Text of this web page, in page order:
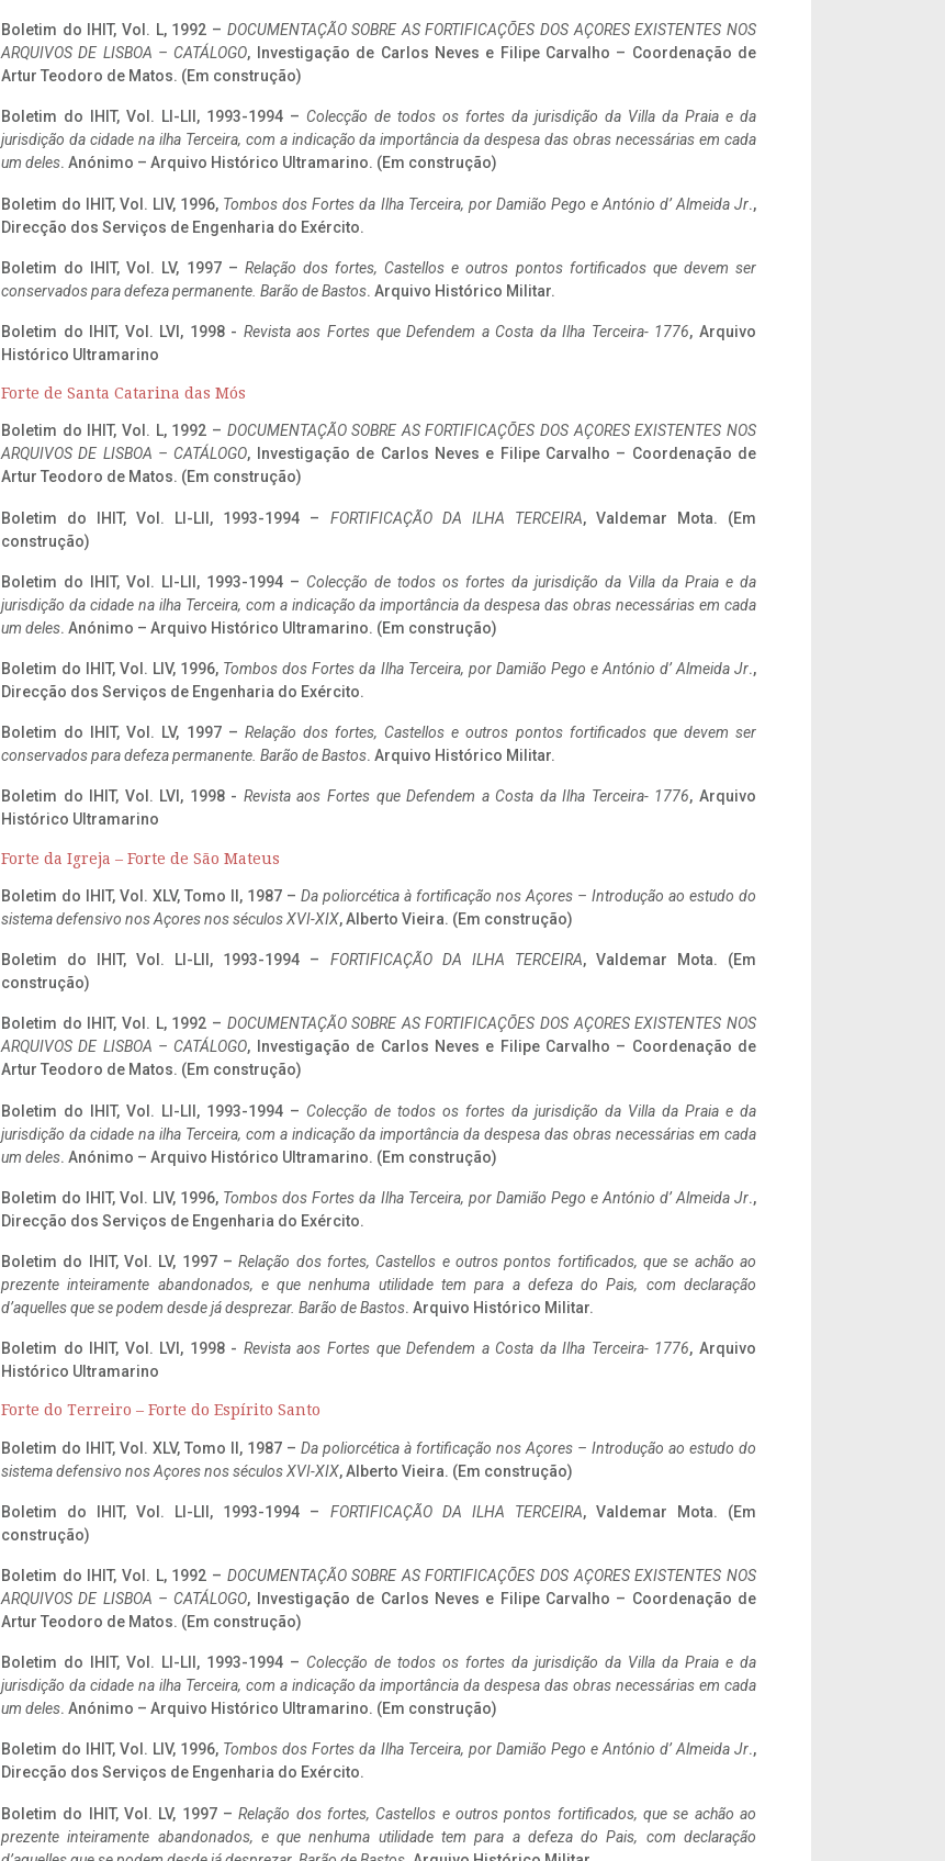
Boletim do IHIT, Vol. L, 1992 – DOCUMENTAÇÃO SOBRE AS FORTIFICAÇÕES DOS AÇORES EXISTENTES NOS
ARQUIVOS DE LISBOA – CATÁLOGO, Investigação de Carlos Neves e Filipe Carvalho – Coordenação de
Artur Teodoro de Matos. (Em construção)
Boletim do IHIT, Vol. LI-LII, 1993-1994 – Colecção de todos os fortes da jurisdição da Villa da Praia e da
jurisdição da cidade na ilha Terceira, com a indicação da importância da despesa das obras necessárias em cada
um deles. Anónimo – Arquivo Histórico Ultramarino. (Em construção)
Boletim do IHIT, Vol. LIV, 1996, Tombos dos Fortes da Ilha Terceira, por Damião Pego e António d’ Almeida Jr.,
Direcção dos Serviços de Engenharia do Exército.
Boletim do IHIT, Vol. LV, 1997 – Relação dos fortes, Castellos e outros pontos fortificados que devem ser
conservados para defeza permanente. Barão de Bastos. Arquivo Histórico Militar.
Boletim do IHIT, Vol. LVI, 1998 - Revista aos Fortes que Defendem a Costa da Ilha Terceira- 1776, Arquivo
Histórico Ultramarino
Forte de Santa Catarina das Mós
Boletim do IHIT, Vol. L, 1992 – DOCUMENTAÇÃO SOBRE AS FORTIFICAÇÕES DOS AÇORES EXISTENTES NOS
ARQUIVOS DE LISBOA – CATÁLOGO, Investigação de Carlos Neves e Filipe Carvalho – Coordenação de
Artur Teodoro de Matos. (Em construção)
Boletim do IHIT, Vol. LI-LII, 1993-1994 – FORTIFICAÇÃO DA ILHA TERCEIRA, Valdemar Mota. (Em
construção)
Boletim do IHIT, Vol. LI-LII, 1993-1994 – Colecção de todos os fortes da jurisdição da Villa da Praia e da
jurisdição da cidade na ilha Terceira, com a indicação da importância da despesa das obras necessárias em cada
um deles. Anónimo – Arquivo Histórico Ultramarino. (Em construção)
Boletim do IHIT, Vol. LIV, 1996, Tombos dos Fortes da Ilha Terceira, por Damião Pego e António d’ Almeida Jr.,
Direcção dos Serviços de Engenharia do Exército.
Boletim do IHIT, Vol. LV, 1997 – Relação dos fortes, Castellos e outros pontos fortificados que devem ser
conservados para defeza permanente. Barão de Bastos. Arquivo Histórico Militar.
Boletim do IHIT, Vol. LVI, 1998 - Revista aos Fortes que Defendem a Costa da Ilha Terceira- 1776, Arquivo
Histórico Ultramarino
Forte da Igreja – Forte de São Mateus
Boletim do IHIT, Vol. XLV, Tomo II, 1987 – Da poliorcética à fortificação nos Açores – Introdução ao estudo do
sistema defensivo nos Açores nos séculos XVI-XIX, Alberto Vieira. (Em construção)
Boletim do IHIT, Vol. LI-LII, 1993-1994 – FORTIFICAÇÃO DA ILHA TERCEIRA, Valdemar Mota. (Em
construção)
Boletim do IHIT, Vol. L, 1992 – DOCUMENTAÇÃO SOBRE AS FORTIFICAÇÕES DOS AÇORES EXISTENTES NOS
ARQUIVOS DE LISBOA – CATÁLOGO, Investigação de Carlos Neves e Filipe Carvalho – Coordenação de
Artur Teodoro de Matos. (Em construção)
Boletim do IHIT, Vol. LI-LII, 1993-1994 – Colecção de todos os fortes da jurisdição da Villa da Praia e da
jurisdição da cidade na ilha Terceira, com a indicação da importância da despesa das obras necessárias em cada
um deles. Anónimo – Arquivo Histórico Ultramarino. (Em construção)
Boletim do IHIT, Vol. LIV, 1996, Tombos dos Fortes da Ilha Terceira, por Damião Pego e António d’ Almeida Jr.,
Direcção dos Serviços de Engenharia do Exército.
Boletim do IHIT, Vol. LV, 1997 –Relação dos fortes, Castellos e outros pontos fortificados, que se achão ao
prezente inteiramente abandonados, e que nenhuma utilidade tem para a defeza do Pais, com declaração
d’aquelles que se podem desde já desprezar. Barão de Bastos. Arquivo Histórico Militar.
Boletim do IHIT, Vol. LVI, 1998 - Revista aos Fortes que Defendem a Costa da Ilha Terceira- 1776, Arquivo
Histórico Ultramarino
Forte do Terreiro – Forte do Espírito Santo
Boletim do IHIT, Vol. XLV, Tomo II, 1987 – Da poliorcética à fortificação nos Açores – Introdução ao estudo do
sistema defensivo nos Açores nos séculos XVI-XIX, Alberto Vieira. (Em construção)
Boletim do IHIT, Vol. LI-LII, 1993-1994 – FORTIFICAÇÃO DA ILHA TERCEIRA, Valdemar Mota. (Em
construção)
Boletim do IHIT, Vol. L, 1992 – DOCUMENTAÇÃO SOBRE AS FORTIFICAÇÕES DOS AÇORES EXISTENTES NOS
ARQUIVOS DE LISBOA – CATÁLOGO, Investigação de Carlos Neves e Filipe Carvalho – Coordenação de
Artur Teodoro de Matos. (Em construção)
Boletim do IHIT, Vol. LI-LII, 1993-1994 – Colecção de todos os fortes da jurisdição da Villa da Praia e da
jurisdição da cidade na ilha Terceira, com a indicação da importância da despesa das obras necessárias em cada
um deles. Anónimo – Arquivo Histórico Ultramarino. (Em construção)
Boletim do IHIT, Vol. LIV, 1996, Tombos dos Fortes da Ilha Terceira, por Damião Pego e António d’ Almeida Jr.,
Direcção dos Serviços de Engenharia do Exército.
Boletim do IHIT, Vol. LV, 1997 –Relação dos fortes, Castellos e outros pontos fortificados, que se achão ao
prezente inteiramente abandonados, e que nenhuma utilidade tem para a defeza do Pais, com declaração